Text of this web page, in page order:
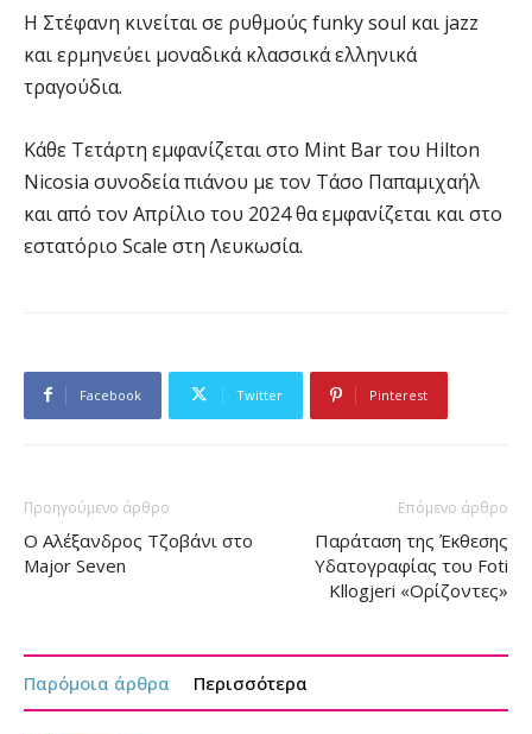
Η Στέφανη κινείται σε ρυθμούς funky soul και jazz
και ερμηνεύει μοναδικά κλασσικά ελληνικά
τραγούδια.
Κάθε Τετάρτη εμφανίζεται στο Mint Bar του Hilton
Nicosia συνοδεία πιάνου με τον Τάσο Παπαμιχαήλ
και από τον Απρίλιο του 2024 θα εμφανίζεται και στο
εστατόριο Scale στη Λευκωσία.
Facebook Twitter Pinterest
Προηγούμενο άρθρο
Ο Αλέξανδρος Τζοβάνι στο
Major Seven
Επόμενο άρθρο
Παράταση της Έκθεσης
Υδατογραφίας του Foti
Kllogjeri «Ορίζοντες»
Παρόμοια άρθρα Περισσότερα